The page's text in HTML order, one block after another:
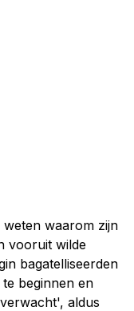
waarom zijn
vooruit wilde
bagatelliseerden
beginnen en
aldus